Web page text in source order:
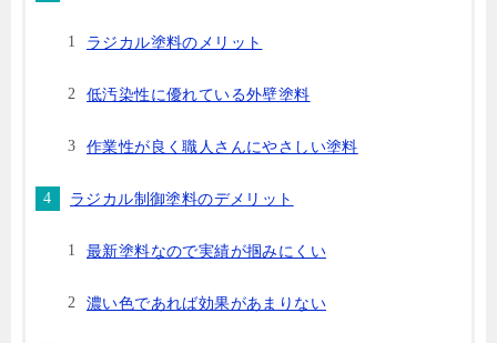
ラジカル塗料のメリット
低汚染性に優れている外壁塗料
作業性が良く職人さんにやさしい塗料
ラジカル制御塗料のデメリット
最新塗料なので実績が掴みにくい
濃い色であれば効果があまりない